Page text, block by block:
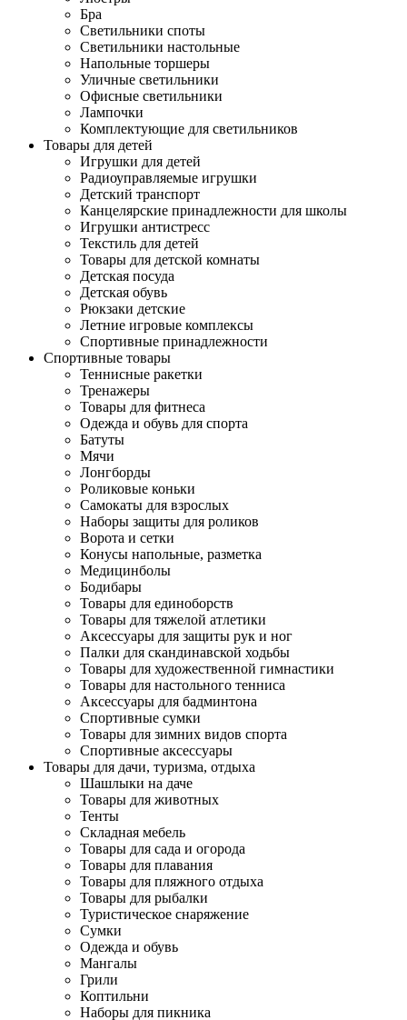
Бра
Светильники споты
Светильники настольные
Напольные торшеры
Уличные светильники
Офисные светильники
Лампочки
Комплектующие для светильников
Товары для детей
Игрушки для детей
Радиоуправляемые игрушки
Детский транспорт
Канцелярские принадлежности для школы
Игрушки антистресс
Текстиль для детей
Товары для детской комнаты
Детская посуда
Детская обувь
Рюкзаки детские
Летние игровые комплексы
Спортивные принадлежности
Спортивные товары
Теннисные ракетки
Тренажеры
Товары для фитнеса
Одежда и обувь для спорта
Батуты
Мячи
Лонгборды
Роликовые коньки
Самокаты для взрослых
Наборы защиты для роликов
Ворота и сетки
Конусы напольные, разметка
Медицинболы
Бодибары
Товары для единоборств
Товары для тяжелой атлетики
Аксессуары для защиты рук и ног
Палки для скандинавской ходьбы
Товары для художественной гимнастики
Товары для настольного тенниса
Аксессуары для бадминтона
Спортивные сумки
Товары для зимних видов спорта
Спортивные аксессуары
Товары для дачи, туризма, отдыха
Шашлыки на даче
Товары для животных
Тенты
Складная мебель
Товары для сада и огорода
Товары для плавания
Товары для пляжного отдыха
Товары для рыбалки
Туристическое снаряжение
Сумки
Одежда и обувь
Мангалы
Грили
Коптильни
Наборы для пикника